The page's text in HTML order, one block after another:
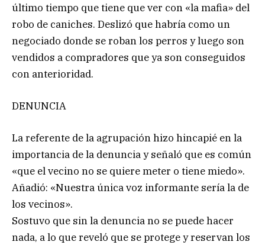
último tiempo que tiene que ver con «la mafia» del
robo de caniches. Deslizó que habría como un
negociado donde se roban los perros y luego son
vendidos a compradores que ya son conseguidos
con anterioridad.
DENUNCIA
La referente de la agrupación hizo hincapié en la
importancia de la denuncia y señaló que es común
«que el vecino no se quiere meter o tiene miedo».
Añadió: «Nuestra única voz informante sería la de
los vecinos».
Sostuvo que sin la denuncia no se puede hacer
nada, a lo que reveló que se protege y reservan los